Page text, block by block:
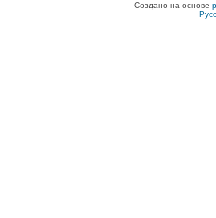
Создано на основе